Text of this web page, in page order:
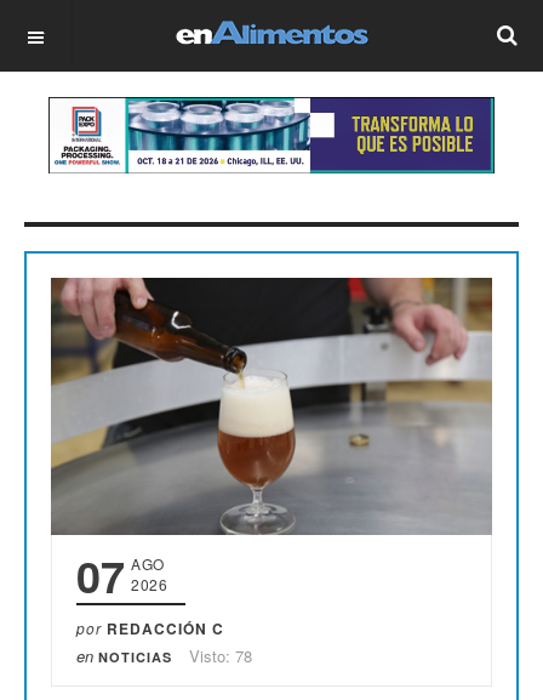
OFF CANVAS
07 AGO
2026
por REDACCIÓN C
en NOTICIAS Visto: 78